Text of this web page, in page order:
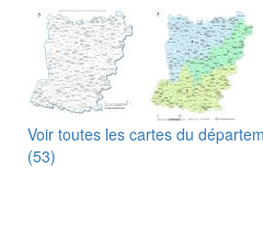
Voir toutes les cartes du
(53)